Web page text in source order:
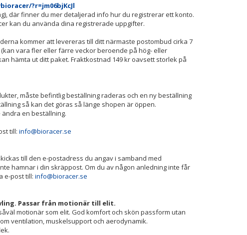
?r=jm06bjKcJl
där finner du mer detaljerad info hur du registrerar ett konto.
kan du använda dina registrerade uppgifter.
kommer att levereras till ditt närmaste postombud cirka 7
vara fler eller färre veckor beroende på hög- eller
hämta ut ditt paket. Fraktkostnad 149 kr oavsett storlek på
måste befintlig beställning raderas och en ny beställning
så kan det göras så länge shopen är öppen.
en beställning.
till: info@bioracer.se
till den e-postadress du angav i samband med
hamnar i din skräppost. Om du av någon anledning inte får
e-post till: info@bioracer.se
Passar från motionär till elit.
motionär som elit. God komfort och skön passform utan
ventilation, muskelsupport och aerodynamik.